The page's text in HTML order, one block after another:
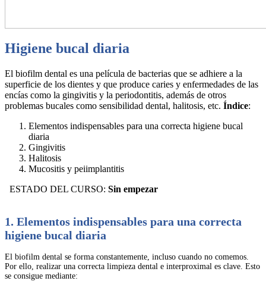
Higiene bucal diaria
El biofilm dental es una película de bacterias que se adhiere a la
superficie de los dientes y que produce caries y enfermedades de las
encías como la gingivitis y la periodontitis, además de otros
problemas bucales como sensibilidad dental, halitosis, etc. Índice:
Elementos indispensables para una correcta higiene bucal
diaria
Gingivitis
Halitosis
Mucositis y peiimplantitis
ESTADO DEL CURSO: Sin empezar
1. Elementos indispensables para una correcta
higiene bucal diaria
El biofilm dental se forma constantemente, incluso cuando no comemos.
Por ello, realizar una correcta limpieza dental e interproximal es clave. Esto
se consigue mediante: